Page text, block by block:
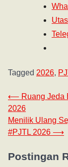
Utas
Tagged 2026,
⟵ Ruang Jeda
2026
Menilik Ulang
#PJTL 2026 ⟶
Postingan